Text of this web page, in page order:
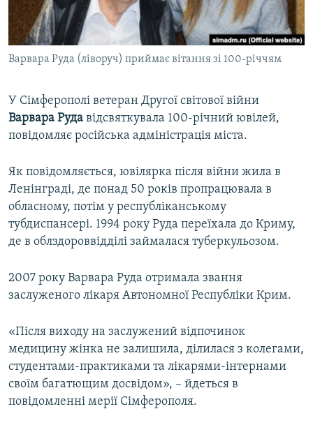
ВІДЕОУРОКИ «ELIFBE»
СВІДЧЕННЯ ОКУПАЦІЇ
УКРАЇНСЬКА ПРОБЛЕМА КРИМУ
Русский
Qırımtatar
Варвара Руда (ліворуч) приймає вітання зі 100-річчям
У Сімферополі ветеран Другої світової війни
Варвара Руда відсвяткувала 100-річний ювілей,
повідомляє російська адміністрація міста.
Як повідомляється, ювілярка після війни жила в
Ленінграді, де понад 50 років пропрацювала в
обласному, потім у республіканському
тубдиспансері. 1994 року Руда переїхала до Криму,
де в облздороввідділі займалася туберкульозом.
2007 року Варвара Руда отримала звання
заслуженого лікаря Автономної Республіки Крим.
«Після виходу на заслужений відпочинок
медицину жінка не залишила, ділилася з колегами,
студентами-практиками та лікарями-інтернами
своїм багатющим досвідом», – йдеться в
повідомленні мерії Сімферополя.